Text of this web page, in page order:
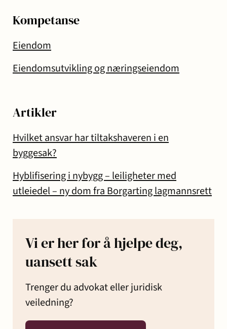
Kompetanse
Eiendom
Eiendomsutvikling og næringseiendom
Artikler
Hvilket ansvar har tiltakshaveren i en
byggesak?
Hyblifisering i nybygg – leiligheter med
utleiedel – ny dom fra Borgarting lagmannsrett
Vi er her for å hjelpe deg,
uansett sak
Trenger du advokat eller juridisk
veiledning?